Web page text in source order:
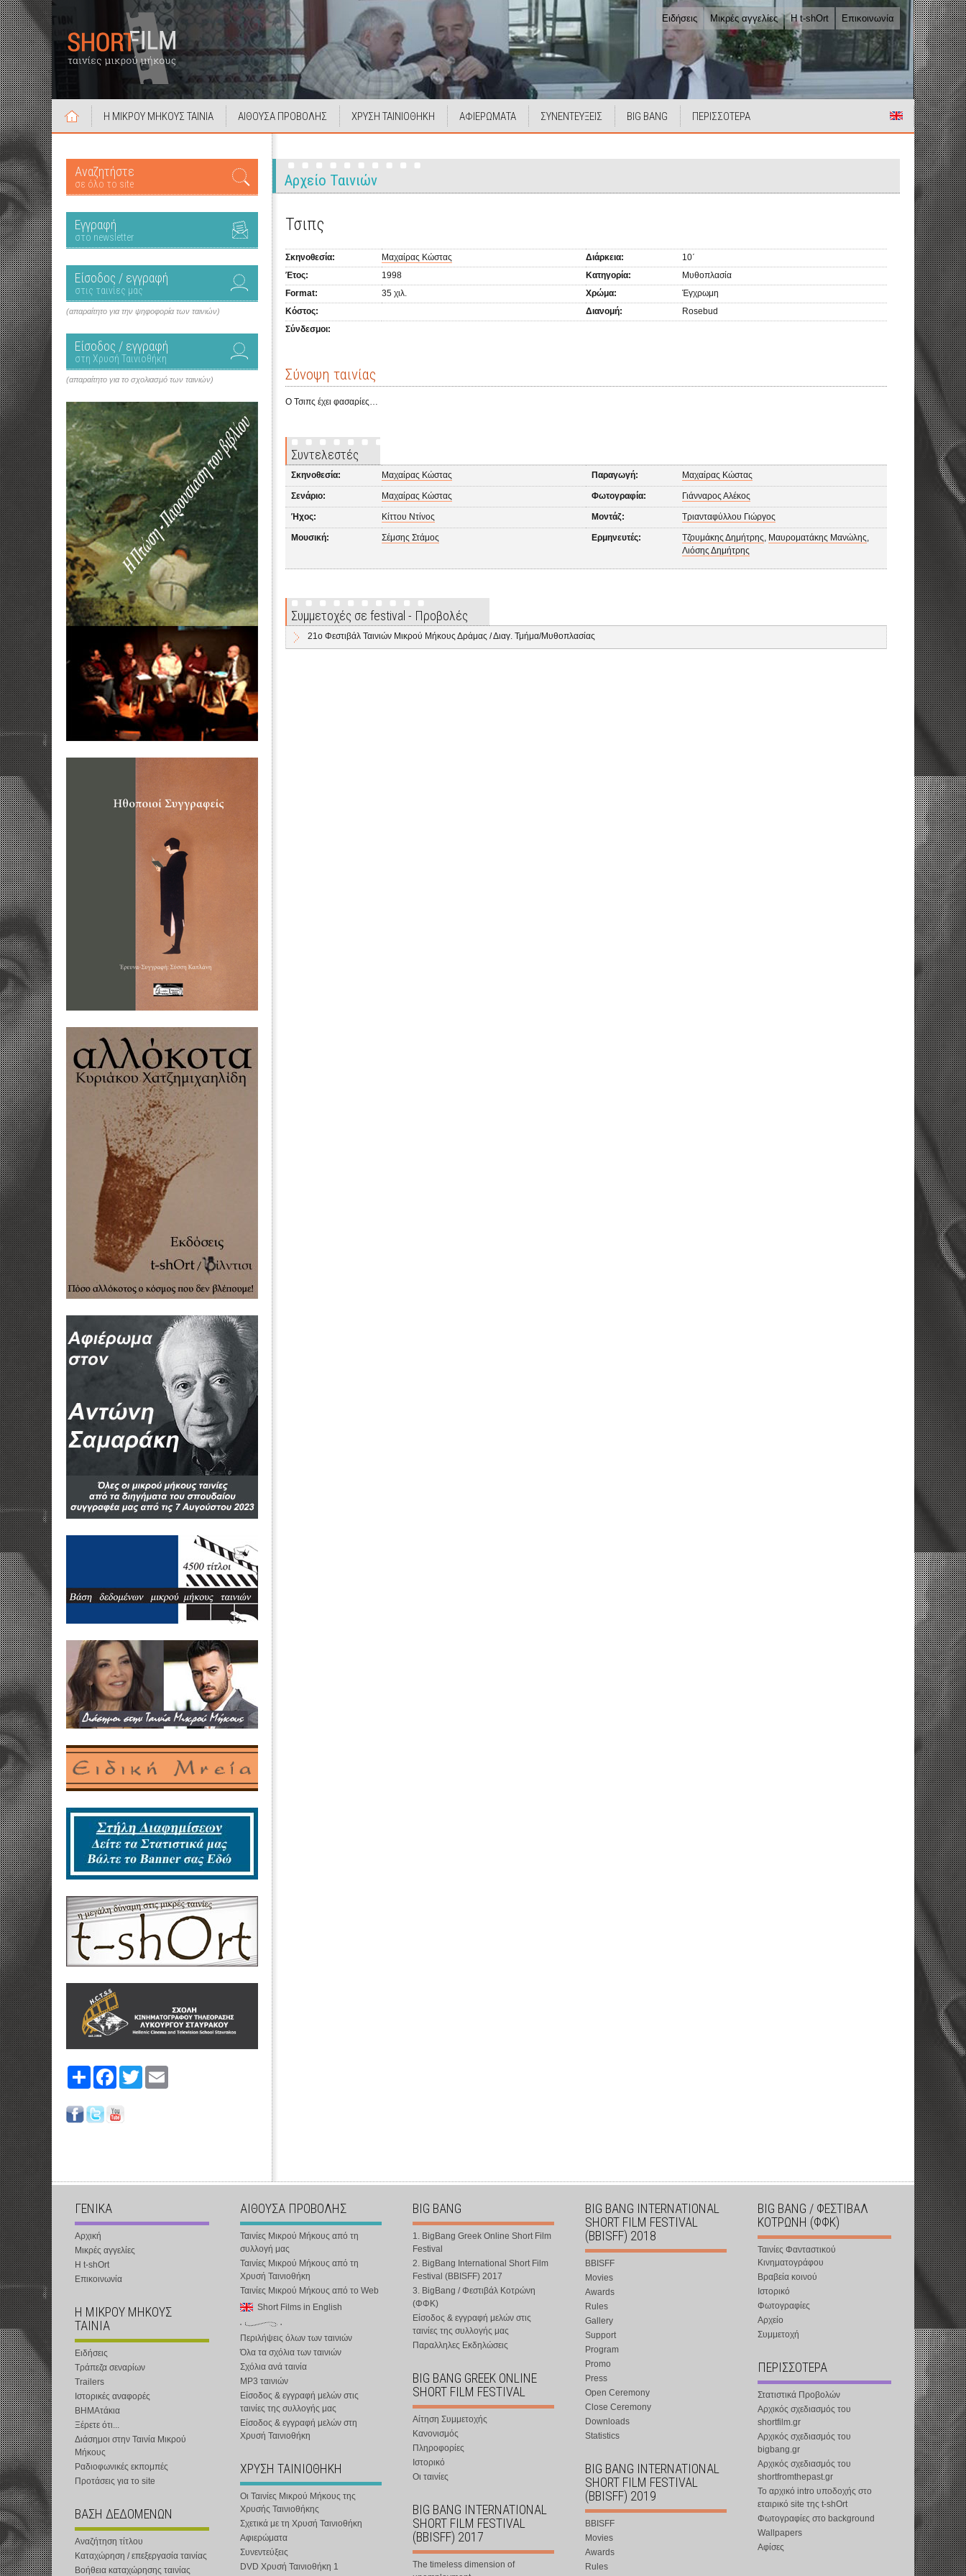
Ειδήσεις Μικρές αγγελίες Η t-shOrt Επικοινωνία
Η ΜΙΚΡΟΥ ΜΗΚΟΥΣ ΤΑΙΝΙΑ ΑΙΘΟΥΣΑ ΠΡΟΒΟΛΗΣ ΧΡΥΣΗ ΤΑΙΝΙΟΘΗΚΗ ΑΦΙΕΡΩΜΑΤΑ ΣΥΝΕΝΤΕΥΞΕΙΣ BIG BANG ΠΕΡΙΣΣΟΤΕΡΑ
Αναζητήστε
σε όλο το site
Εγγραφή
στο newsletter
Είσοδος / εγγραφή
στις ταινίες μας
(απαραίτητο για την ψηφοφορία των ταινιών)
Είσοδος / εγγραφή
στη Χρυσή Ταινιοθήκη
(απαραίτητο για το σχολιασμό των ταινιών)
Share FacebookTwitter
Αρχείο Ταινιών
Τσιπς
Σκηνοθεσία: Μαχαίρας Κώστας Διάρκεια:
10΄
Έτος:
1998 Κατηγορία:
Μυθοπλασία
Format:
35 χιλ. Χρώμα:
Έγχρωμη
Κόστος:
Διανομή:
Rosebud
Σύνδεσμοι:
Σύνοψη ταινίας
Ο Τσιπς έχει φασαρίες…
Συντελεστές
Σκηνοθεσία: Μαχαίρας Κώστας Παραγωγή: Μαχαίρας Κώστας
Σενάριο: Μαχαίρας Κώστας Φωτογραφία: Γιάνναρος Αλέκος
Ήχος: Κίττου Ντίνος Μοντάζ: Τριανταφύλλου Γιώργος
Μουσική: Σέμσης Στάμος Ερμηνευτές: Τζουμάκης Δημήτρης, Μαυροματάκης Μανώλης,
Λιόσης Δημήτρης
Συμμετοχές σε festival - Προβολές
21ο Φεστιβάλ Ταινιών Μικρού Μήκους Δράμας / Διαγ. Τμήμα/Μυθοπλασίας
ΓΕΝΙΚΑ
Αρχική
Μικρές αγγελίες
Η t-shOrt
Επικοινωνία
Η ΜΙΚΡΟΥ ΜΗΚΟΥΣ
ΤΑΙΝΙΑ
Ειδήσεις
Τράπεζα σεναρίων
Trailers
Ιστορικές αναφορές
ΒΗΜΑτάκια
Ξέρετε ότι...
Διάσημοι στην Ταινία Μικρού
Μήκους
Ραδιοφωνικές εκπομπές
Προτάσεις για το site
ΒΑΣΗ ΔΕΔΟΜΕΝΩΝ
Αναζήτηση τίτλου
Καταχώρηση / επεξεργασία ταινίας
Βοήθεια καταχώρησης ταινίας
ΑΙΘΟΥΣΑ ΠΡΟΒΟΛΗΣ
Ταινίες Μικρού Μήκους από τη
συλλογή μας
Ταινίες Μικρού Μήκους από τη
Χρυσή Ταινιοθήκη
Ταινίες Μικρού Μήκους από το Web
Short Films in English
Περιλήψεις όλων των ταινιών
Όλα τα σχόλια των ταινιών
Σχόλια ανά ταινία
MP3 ταινιών
Είσοδος & εγγραφή μελών στις
ταινίες της συλλογής μας
Είσοδος & εγγραφή μελών στη
Χρυσή Ταινιοθήκη
ΧΡΥΣΗ ΤΑΙΝΙΟΘΗΚΗ
Οι Ταινίες Μικρού Μήκους της
Χρυσής Ταινιοθήκης
Σχετικά με τη Χρυσή Ταινιοθήκη
Αφιερώματα
Συνεντεύξεις
DVD Χρυσή Ταινιοθήκη 1
BIG BANG
1. BigBang Greek Online Short Film
Festival
2. BigBang International Short Film
Festival (BBISFF) 2017
3. BigBang / Φεστιβάλ Κοτρώνη
(ΦΦΚ)
Είσοδος & εγγραφή μελών στις
ταινίες της συλλογής μας
Παραλληλες Εκδηλώσεις
BIG BANG GREEK ONLINE
SHORT FILM FESTIVAL
Αίτηση Συμμετοχής
Κανονισμός
Πληροφορίες
Ιστορικό
Οι ταινίες
BIG BANG INTERNATIONAL
SHORT FILM FESTIVAL
(BBISFF) 2017
The timeless dimension of
BIG BANG INTERNATIONAL
SHORT FILM FESTIVAL
(BBISFF) 2018
BBISFF
Movies
Awards
Rules
Gallery
Support
Program
Promo
Press
Open Ceremony
Close Ceremony
Downloads
Statistics
BIG BANG INTERNATIONAL
SHORT FILM FESTIVAL
(BBISFF) 2019
BBISFF
Movies
Awards
Rules
BIG BANG / ΦΕΣΤΙΒΑΛ
ΚΟΤΡΩΝΗ (ΦΦΚ)
Ταινίες Φανταστικού
Κινηματογράφου
Βραβεία κοινού
Ιστορικό
Φωτογραφίες
Αρχείο
Συμμετοχή
ΠΕΡΙΣΣΟΤΕΡΑ
Στατιστικά Προβολών
Αρχικός σχεδιασμός του
shortfilm.gr
Αρχικός σχεδιασμός του
bigbang.gr
Αρχικός σχεδιασμός του
shortfromthepast.gr
Το αρχικό intro υποδοχής στο
εταιρικό site της t-shOrt
Φωτογραφίες στο background
Wallpapers
Αφίσες